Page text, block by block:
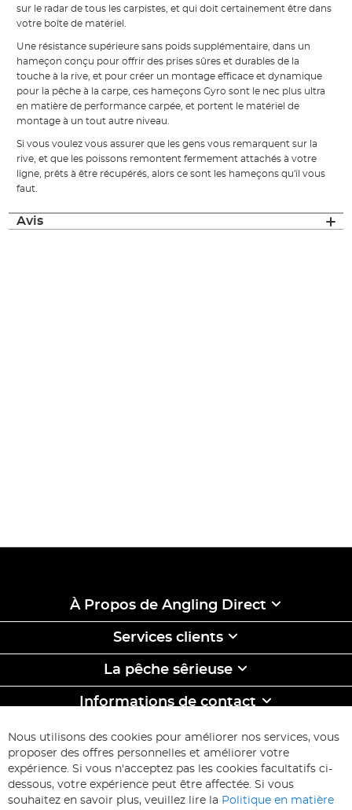
sur le radar de tous les carpistes, et qui doit certainement être dans
votre boîte de matériel.
Une résistance supérieure sans poids supplémentaire, dans un
hameçon conçu pour offrir des prises sûres et durables de la
touche à la rive, et pour créer un montage efficace et dynamique
pour la pêche à la carpe, ces hameçons Gyro sont le nec plus ultra
en matière de performance carpée, et portent le matériel de
montage à un tout autre niveau.
Si vous voulez vous assurer que les gens vous remarquent sur la
rive, et que les poissons remontent fermement attachés à votre
ligne, prêts à être récupérés, alors ce sont les hameçons qu'il vous
faut.
Avis
À Propos de Angling Direct
Services clients
La pêche sêrieuse
Informations de contact
ABONNEZ-VOUS & ECONOMISEZ
Inscription
à
d’information
Inscription
Nous utilisons des cookies pour améliorer nos services, vous
proposer des offres personnelles et améliorer votre
expérience. Si vous n'acceptez pas les cookies facultatifs ci-
dessous, votre expérience peut être affectée. Si vous
souhaitez en savoir plus, veuillez lire la Politique en matière